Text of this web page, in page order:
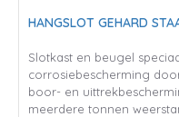
HANGSLOT GEHARD
Slotkast en beugel
corrosiebescherming
boor- en
meerdere tonnen